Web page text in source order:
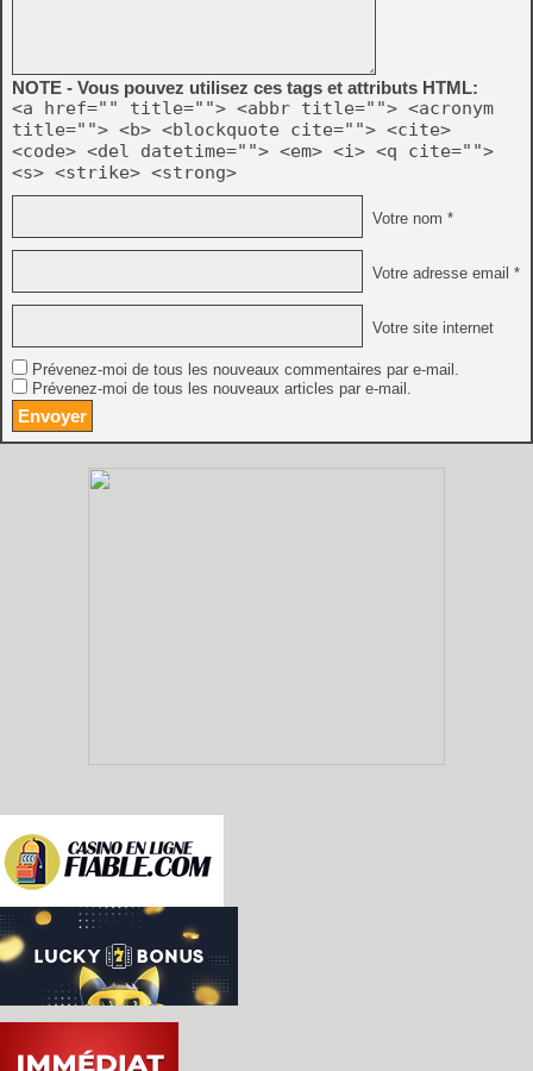
NOTE - Vous pouvez utilisez ces tags et attributs HTML:
<a href="" title=""> <abbr title=""> <acronym
title=""> <b> <blockquote cite=""> <cite>
<code> <del datetime=""> <em> <i> <q cite="">
<s> <strike> <strong>
Votre nom *
Votre adresse email *
Votre site internet
Prévenez-moi de tous les nouveaux commentaires par e-mail.
Prévenez-moi de tous les nouveaux articles par e-mail.